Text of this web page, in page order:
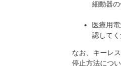
細動器
医療用
認して
なお、キーレ
停止方法につ